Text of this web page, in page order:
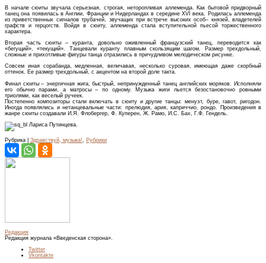
В начале сюиты звучала серьезная, строгая, неторопливая аллеменда. Как бытовой придворный
танец она появилась в Англии, Франции и Нидерландах в середине XVI века. Родилась аллеменда
из приветственных сигналов трубачей, звучащих при встрече высоких особ– князей, владетелей
графств и герцогств. Войдя в сюиту, аллеменда стала вступительной пьесой торжественного
характера.
Вторая часть сюиты – куранта, довольно оживленный французский танец, переводится как
«бегущий», «текущий». Танцевали куранту плавным скользящим шагом. Размер трехдольный,
сложные и прихотливые фигуры танца отразились в причудливом мелодическом рисунке.
Совсем иная сорабанда, медленная, величавая, несколько суровая, имеющая даже скорбный
оттенок. Ее размер трехдольный, с акцентом на второй доле такта.
Финал сюиты – энергичная жига, быстрый, непринужденный танец английских моряков. Исполняли
его обычно парами, а матросы – по одному. Музыка жиги льется безостановочно ровными
триолями, как веселый ручеек.
Постепенно композиторы стали включать в сюиту и другие танцы: менуэт, буре, гавот, ригодон.
Иногда появлялись и нетанцевальные части: прелюдия, ария, каприччио, рондо. Произведения в
жанре сюиты создавали И.Я. Флобергер, Ф. Куперен, Ж. Рамо, И.С. Бах, Г.Ф. Гендель.
Лариса Путинцева.
Рубрика | Здравствуй, музыка! Рубрики
Редакция
Редакция журнала «Введенская сторона».
Twitter
Vkontakte